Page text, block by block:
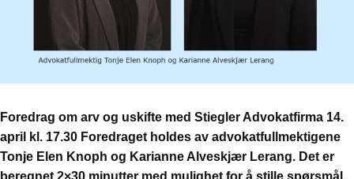
Foredrag om arv og uskifte med Stiegler Advokatfirma 14.
april kl. 17.30 Foredraget holdes av advokatfullmektigene
Tonje Elen Knoph og Karianne Alveskjær Lerang. Det er
beregnet 2×30 minutter med mulighet for å stille spørsmål.